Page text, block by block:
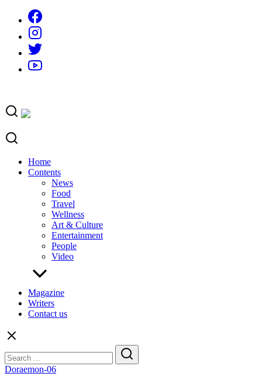
content
Home
Contents
News
Food
Travel
Wellness
Art & Culture
Entertainment
People
Video
Magazine
Writers
Contact us
for:
Doraemon-06